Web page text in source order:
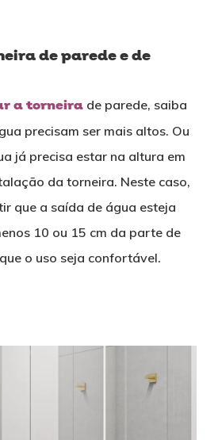
de parede e de
a torneirade parede, saiba
precisam ser mais altos. Ou
já precisa estar na altura em
da torneira. Neste caso,
que a saída de água esteja
10 ou 15 cm da parte de
o uso seja confortável.